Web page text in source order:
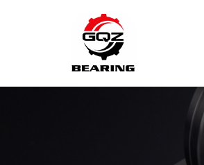
Новости